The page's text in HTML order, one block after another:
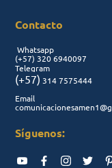
Contacto
Whatsapp
(+57) 320 6940097
Telegram
(+57) 314 7575444
Email
Síguenos: